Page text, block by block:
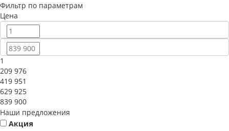
Фильтр по параметрам
Цена
1
209 976
419 951
629 925
839 900
Наши предложения
Акция